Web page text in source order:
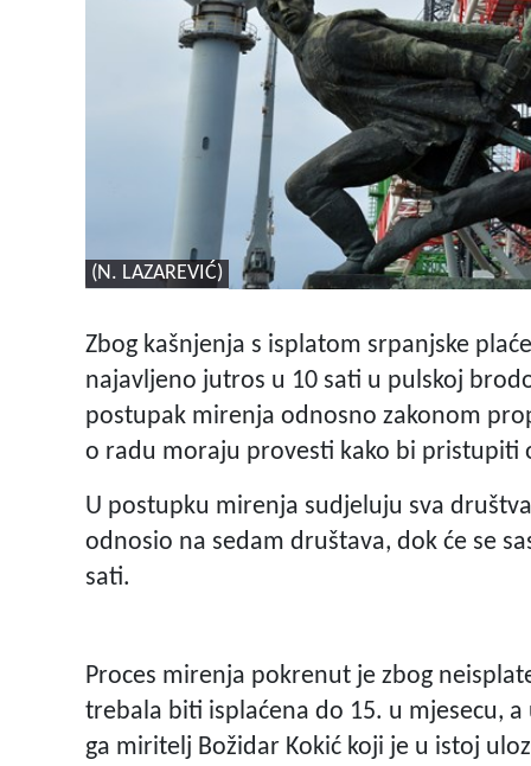
(N. LAZAREVIĆ)
Zbog kašnjenja s isplatom srpanjske
najavljeno jutros u 10 sati u pulskoj
postupak mirenja odnosno zakonom
o radu moraju provesti kako bi pristupiti
U postupku mirenja sudjeluju sva
odnosio na sedam društava, dok će se
sati.
Proces mirenja pokrenut je zbog
trebala biti isplaćena do 15. u mjesecu,
ga miritelj Božidar Kokić koji je u istoj